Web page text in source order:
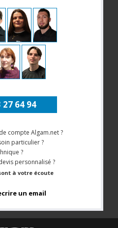
27 64 94
compte Algam.net ?
particulier ?
?
personnalisé ?
à votre écoute
un email